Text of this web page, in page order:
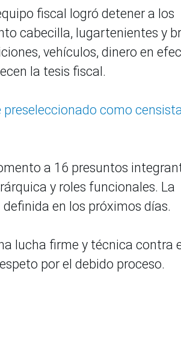
fiscal logró detener a los
cabecilla, lugartenientes y
vehículos, dinero en
la tesis fiscal.
como
a 16 presuntos
y roles funcionales. La
en los próximos días.
lucha firme y técnica contra
por el debido proceso.